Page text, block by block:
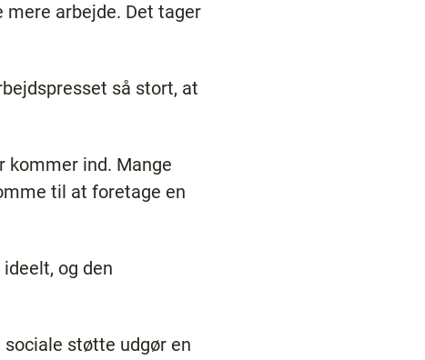
mere arbejde. Det tager
så stort, at
kommer ind. Mange
til at foretage en
og den
støtte udgør en